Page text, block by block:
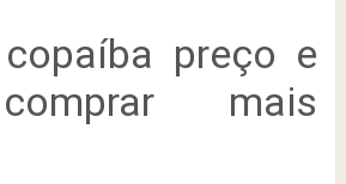
preço e
mais